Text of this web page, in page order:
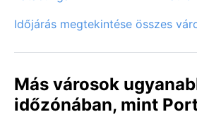
Időjárás megtekintése összes
Más városok
időzónában, mint